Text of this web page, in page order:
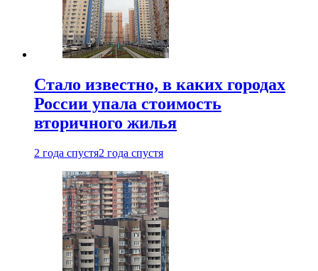
Стало известно, в каких городах
России упала стоимость
вторичного жилья
2 года спустя2 года спустя